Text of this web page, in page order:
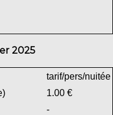
2025
tarif/pers/nuitée
1.00 €
-